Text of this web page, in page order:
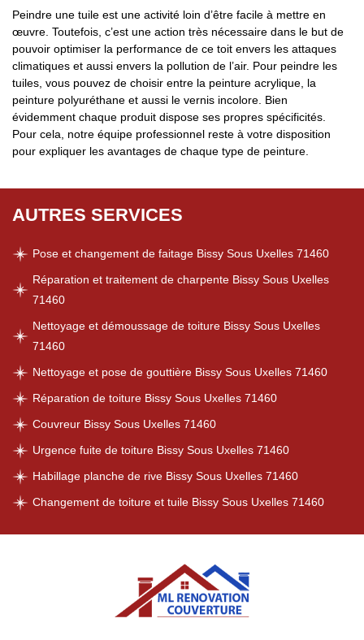
Peindre une tuile est une activité loin d’être facile à mettre en
œuvre. Toutefois, c’est une action très nécessaire dans le but de
pouvoir optimiser la performance de ce toit envers les attaques
climatiques et aussi envers la pollution de l’air. Pour peindre les
tuiles, vous pouvez de choisir entre la peinture acrylique, la
peinture polyuréthane et aussi le vernis incolore. Bien
évidemment chaque produit dispose ses propres spécificités.
Pour cela, notre équipe professionnel reste à votre disposition
pour expliquer les avantages de chaque type de peinture.
AUTRES SERVICES
Pose et changement de faitage Bissy Sous Uxelles 71460
Réparation et traitement de charpente Bissy Sous Uxelles
71460
Nettoyage et démoussage de toiture Bissy Sous Uxelles
71460
Nettoyage et pose de gouttière Bissy Sous Uxelles 71460
Réparation de toiture Bissy Sous Uxelles 71460
Couvreur Bissy Sous Uxelles 71460
Urgence fuite de toiture Bissy Sous Uxelles 71460
Habillage planche de rive Bissy Sous Uxelles 71460
Changement de toiture et tuile Bissy Sous Uxelles 71460